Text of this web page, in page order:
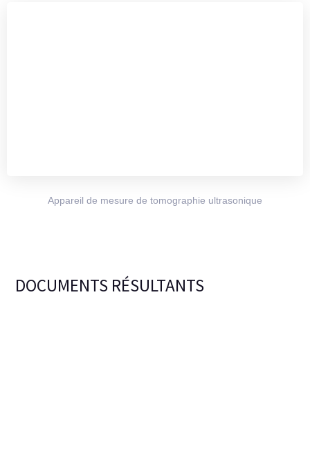
Appareil de mesure de tomographie ultrasonique
DOCUMENTS RÉSULTANTS